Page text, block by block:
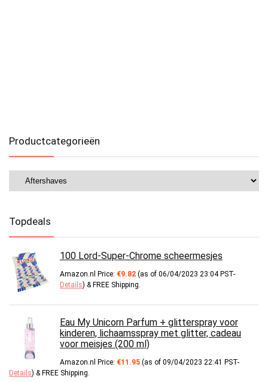
Productcategorieën
Topdeals
100 Lord-Super-Chrome scheermesjes
Amazon.nl Price: €9.82 (as of 06/04/2023 23:04 PST-
Details) & FREE Shipping.
Eau My Unicorn Parfum + glitterspray voor
kinderen, lichaamsspray met glitter, cadeau
voor meisjes (200 ml)
Amazon.nl Price: €11.95 (as of 09/04/2023 22:41 PST-
Details) & FREE Shipping.